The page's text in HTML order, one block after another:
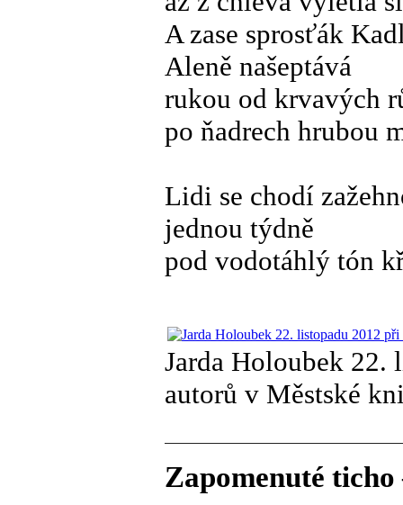
A zase sprosťák
Aleně našeptává
rukou od krvavých
po ňadrech hrubou
Lidi se chodí
jednou týdně
pod vodotáhlý tón
Jarda Holoubek 22.
autorů v Městské
Zapomenuté